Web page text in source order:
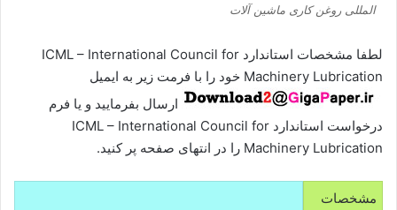
المللی روغن کاری ماشین آلات
لطفا مشخصات استاندارد ICML – International Council for
Machinery Lubrication خود را با فرمت زیر به ایمیل
ارسال بفرمایید و یا فرم
درخواست استاندارد ICML – International Council for
Machinery Lubrication را در انتهای صفحه پر کنید.
مشخصات